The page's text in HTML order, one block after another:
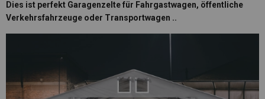
Dies ist perfekt Garagenzeltefür Fahrgastwagen, öffentliche
Verkehrsfahrzeuge oder Transportwagen ..